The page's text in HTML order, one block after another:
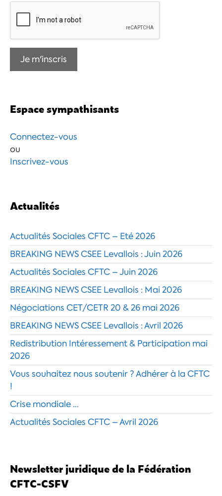
Espace sympathisants
Connectez-vous
ou
Inscrivez-vous
Actualités
Actualités Sociales CFTC – Eté 2026
BREAKING NEWS CSEE Levallois : Juin 2026
Actualités Sociales CFTC – Juin 2026
BREAKING NEWS CSEE Levallois : Mai 2026
Négociations CET/CETR 20 & 26 mai 2026
BREAKING NEWS CSEE Levallois : Avril 2026
Redistribution Intéressement & Participation mai
2026
Vous souhaitez nous soutenir ? Adhérer à la CFTC
!
Crise mondiale …
Actualités Sociales CFTC – Avril 2026
Newsletter juridique de la Fédération
CFTC-CSFV